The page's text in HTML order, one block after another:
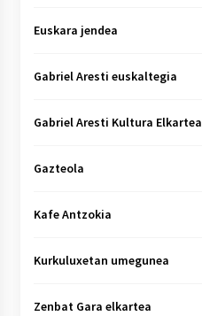
Euskara jendea
Gabriel Aresti euskaltegia
Gabriel Aresti Kultura Elkartea
Gazteola
Kafe Antzokia
Kurkuluxetan umegunea
Zenbat Gara elkartea